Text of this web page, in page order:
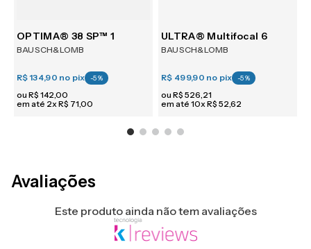
OPTIMA® 38 SP™ 1
BAUSCH&LOMB
R$ 134,90 no pix -5%
ou R$ 142,00
em até 2xR$ 71,00
ULTRA® Multifocal 6
BAUSCH&LOMB
R$ 499,90 no pix -5%
ou R$ 526,21
em até 10xR$ 52,62
Avaliações
Este produto ainda não tem avaliações